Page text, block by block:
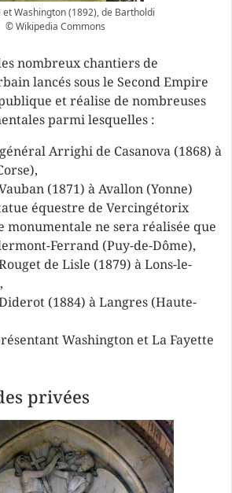
et Washington (1892), de Bartholdi
© Wikipedia Commons
nombreux chantiers de
lancés sous le Second Empire
et réalise de nombreuses
parmi lesquelles :
Arrighi de Casanova (1868) à
(1871) à Avallon (Yonne)
équestre de Vercingétorix
monumentale ne sera réalisée que
Ferrand (Puy-de-Dôme),
de Lisle (1879) à Lons-le-
(1884) à Langres (Haute-
Washington et La Fayette
privées